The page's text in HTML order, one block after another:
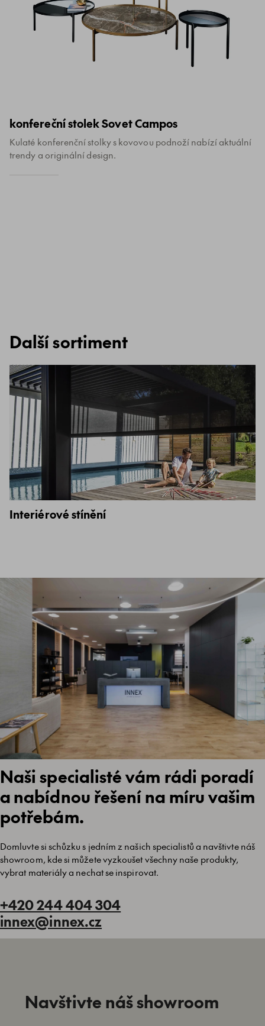
konfereční stolek Sovet Campos
Kulaté konferenční stolky s kovovou podnoží nabízí aktuální
trendy a originální design.
Další sortiment
Interiérové stínění
Naši specialisté vám rádi poradí
a nabídnou řešení na míru vašim
potřebám.
Domluvte si schůzku s jedním z našich specialistů a navštivte náš
showroom, kde si můžete vyzkoušet všechny naše produkty,
vybrat materiály a nechat se inspirovat.
+420 244 404 304
innex@innex.cz
Navštivte náš showroom